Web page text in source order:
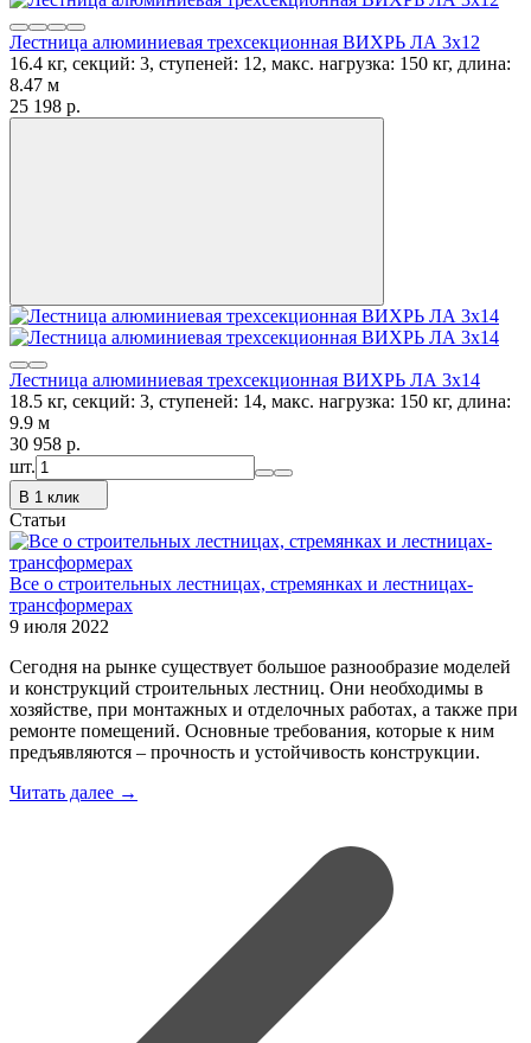
Лестница алюминиевая трехсекционная ВИХРЬ ЛА 3х12
16.4 кг, секций: 3, ступеней: 12, макс. нагрузка: 150 кг, длина:
8.47 м
25 198 p.
Лестница алюминиевая трехсекционная ВИХРЬ ЛА 3х14
18.5 кг, секций: 3, ступеней: 14, макс. нагрузка: 150 кг, длина:
9.9 м
30 958 p.
шт.
В 1 клик
Статьи
Все о строительных лестницах, стремянках и лестницах-
трансформерах
9 июля 2022
Сегодня на рынке существует большое разнообразие моделей
и конструкций строительных лестниц. Они необходимы в
хозяйстве, при монтажных и отделочных работах, а также при
ремонте помещений. Основные требования, которые к ним
предъявляются – прочность и устойчивость конструкции.
Читать далее →